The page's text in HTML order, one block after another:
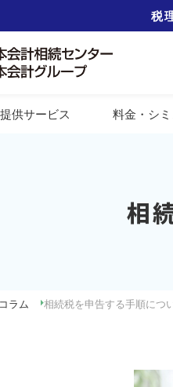
税
提供サービス 料金 ・シ
相
ラム 相続税を申告する手順につ